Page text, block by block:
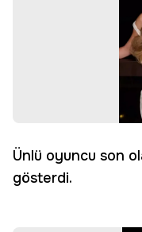
Ünlü oyuncu son
gösterdi.